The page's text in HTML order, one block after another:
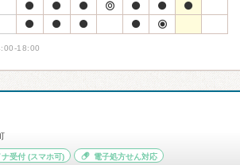
18:00
ナ受付(スマホ可) 電子処方せん対応